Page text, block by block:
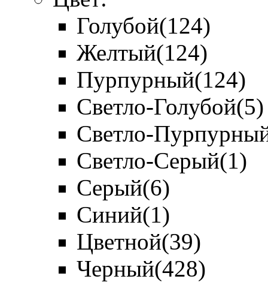
Голубой(124)
Желтый(124)
Пурпурный(124)
Светло-Голубой(5)
Светло-
Светло-Серый(1)
Серый(6)
Синий(1)
Цветной(39)
Черный(428)